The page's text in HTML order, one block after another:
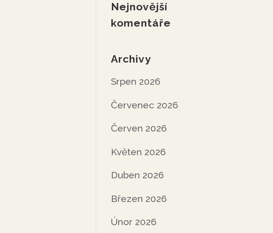
Nejnovější
komentáře
Archivy
Srpen 2026
Červenec 2026
Červen 2026
Květen 2026
Duben 2026
Březen 2026
Únor 2026